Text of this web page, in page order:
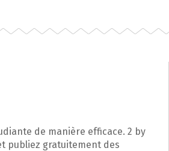
de manière efficace. 2 by
publiez gratuitement des